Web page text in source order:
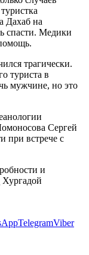
Дахаб на
спасти. Медики
трагически.
туриста в
мужчине, но это
Сергей
при встрече с
и
TelegramViber